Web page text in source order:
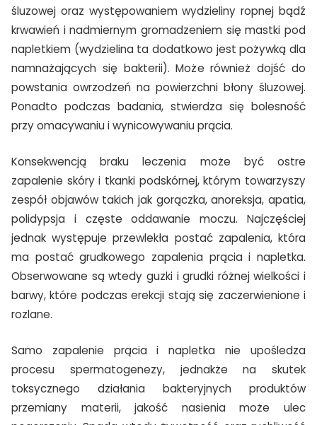
śluzowej oraz występowaniem wydzieliny ropnej bądź
krwawień i nadmiernym gromadzeniem się mastki pod
napletkiem (wydzielina ta dodatkowo jest pożywką dla
namnażających się bakterii). Może również dojść do
powstania owrzodzeń na powierzchni błony śluzowej.
Ponadto podczas badania, stwierdza się bolesność
przy omacywaniu i wynicowywaniu prącia.
Konsekwencją braku leczenia może być ostre
zapalenie skóry i tkanki podskórnej, którym towarzyszy
zespół objawów takich jak gorączka, anoreksja, apatia,
polidypsja i częste oddawanie moczu. Najczęściej
jednak występuje przewlekła postać zapalenia, która
ma postać grudkowego zapalenia prącia i napletka.
Obserwowane są wtedy guzki i grudki różnej wielkości i
barwy, które podczas erekcji stają się zaczerwienione i
rozlane.
Samo zapalenie prącia i napletka nie upośledza
procesu spermatogenezy, jednakże na skutek
toksycznego działania bakteryjnych produktów
przemiany materii, jakość nasienia może ulec